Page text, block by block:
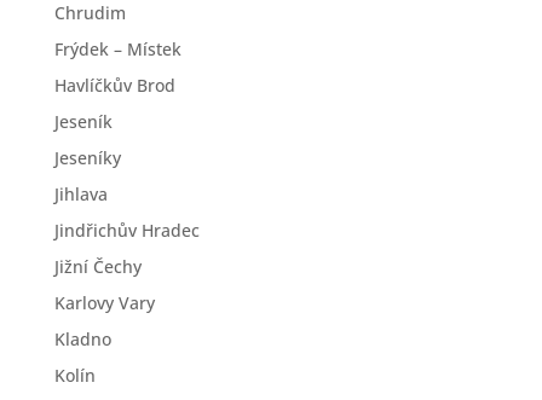
Chrudim
Frýdek – Místek
Havlíčkův Brod
Jeseník
Jeseníky
Jihlava
Jindřichův Hradec
Jižní Čechy
Karlovy Vary
Kladno
Kolín